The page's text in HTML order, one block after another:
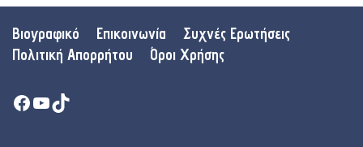
Βιογραφικό Επικοινωνία
Συχνές Ερωτήσεις
Πολιτική Απορρήτου
Όροι Χρήσης
Facebook
YouTube
TikTok